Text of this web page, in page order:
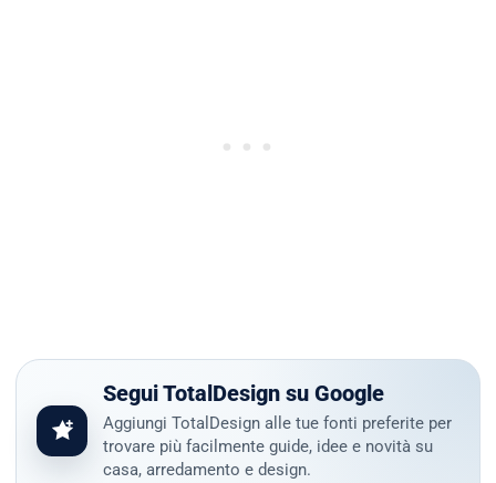
Segui TotalDesign su Google
Aggiungi TotalDesign alle tue fonti preferite per
trovare più facilmente guide, idee e novità su
casa, arredamento e design.